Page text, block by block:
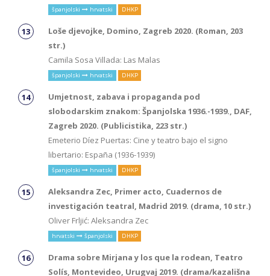
španjolski hrvatski DHKP
Loše djevojke, Domino, Zagreb 2020. (Roman, 203
str.)
Camila Sosa Villada: Las Malas
španjolski hrvatski DHKP
Umjetnost, zabava i propaganda pod
slobodarskim znakom: Španjolska 1936.-1939., DAF,
Zagreb 2020. (Publicistika, 223 str.)
Emeterio Díez Puertas: Cine y teatro bajo el signo
libertario: España (1936-1939)
španjolski hrvatski DHKP
Aleksandra Zec, Primer acto, Cuadernos de
investigación teatral, Madrid 2019. (drama, 10 str.)
Oliver Frljić: Aleksandra Zec
hrvatski španjolski DHKP
Drama sobre Mirjana y los que la rodean, Teatro
Solís, Montevideo, Urugvaj 2019. (drama/kazališna